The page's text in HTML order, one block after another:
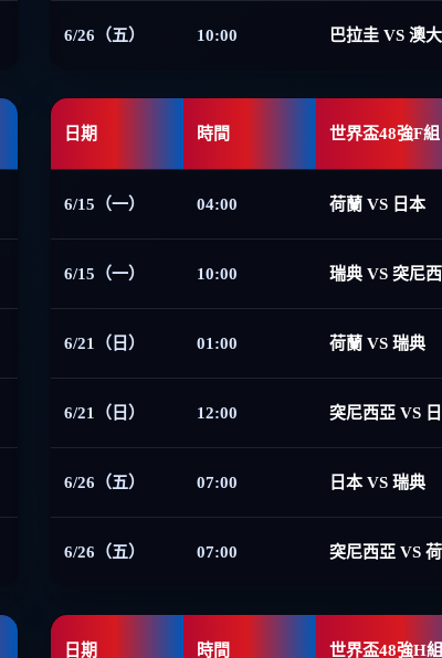
6/26（五） 10:00 巴拉圭 VS 澳
日期 時間 世界盃48強F組
6/15（一） 04:00 荷蘭 VS 日本
6/15（一） 10:00 瑞典 VS 突尼
6/21（日） 01:00 荷蘭 VS 瑞典
6/21（日） 12:00 突尼西亞 VS
6/26（五） 07:00 日本 VS 瑞典
6/26（五） 07:00 突尼西亞 VS
日期 時間 世界盃48強H組